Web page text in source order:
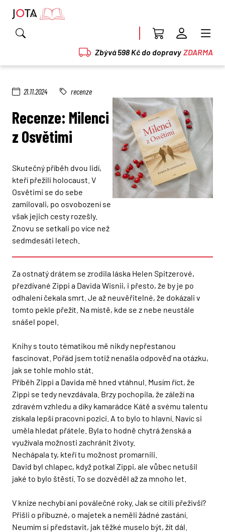
Zbývá 598 Kč do dopravy ZDARMA
21.11.2024 recenze
Recenze: Milenci
z Osvětimi
Skutečný příběh dvou lidí,
kteří přežili holocaust. V
Osvětimi se do sebe
zamilovali, po osvobození se
však jejich cesty rozešly.
Znovu se setkali po více než
sedmdesáti letech.
Za ostnatý drátem se zrodila láska Helen Spitzerové,
přezdívané Zippi a Davida Wisnii, i přesto, že by je po
odhalení čekala smrt. Je až neuvěřitelné, že dokázali v
tomto pekle přežít. Na místě, kde se z nebe neustále
snášel popel.
Knihy s touto tématikou mě nikdy nepřestanou
fascinovat. Pořád jsem totiž nenašla odpověď na otázku,
jak se tohle mohlo stát.
Příběh Zippi a Davida mě hned vtáhnul. Musím říct, že
Zippi se tedy nevzdávala. Brzy pochopila, že záleží na
zdravém vzhledu a díky kamarádce Kátě a svému talentu
získala lepší pracovní pozici. A to bylo to hlavní. Navíc si
uměla hledat přátele. Byla to hodně chytrá ženská a
využívala možnosti zachránit životy.
Nechápala ty, kteří tu možnost promarnili.
David byl chlapec, když potkal Zippi, ale vůbec netušil
jaké to bylo štěstí. To se dozvěděl až za mnoho let.
V knize nechybí ani poválečné roky. Jak se cítili přeživší?
Přišli o příbuzné, o majetek a neměli žádné zastání.
Neumím si představit, jak těžké muselo být, žít dál.